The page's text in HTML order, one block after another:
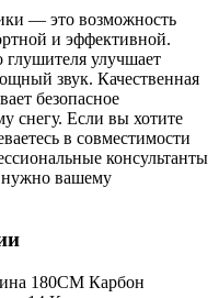
— это возможность
и эффективной.
улучшает
звук. Качественная
безопасное
снегу. Если вы хотите
в совместимости
консультанты
нужно вашему
180CM Карбон